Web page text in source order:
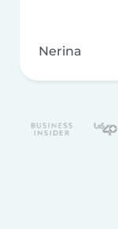
Nerina